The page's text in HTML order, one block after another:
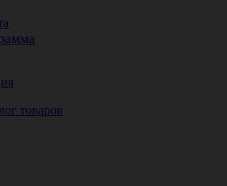
товаров